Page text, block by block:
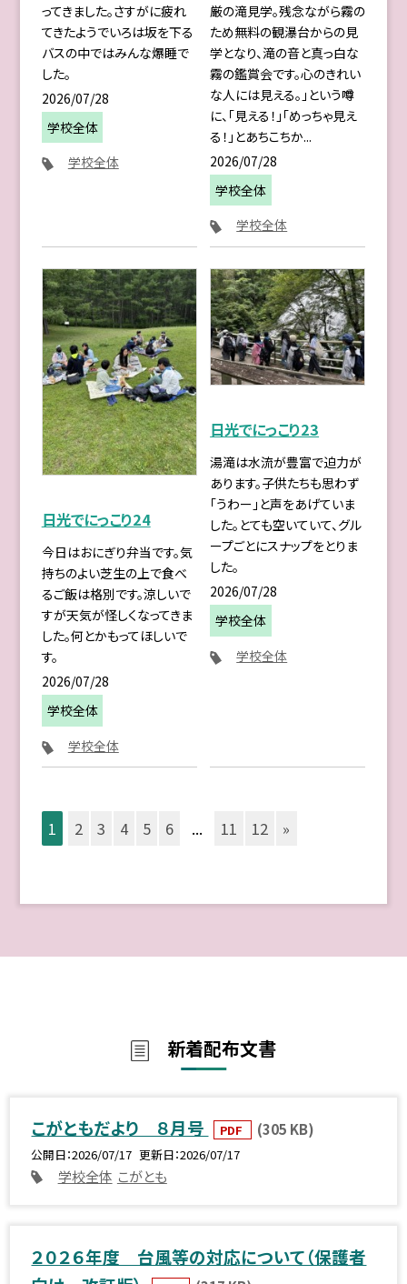
ってきました。さすがに疲れ
てきたようでいろは坂を下る
バスの中ではみんな爆睡で
した。
2026/07/28
学校全体
学校全体
厳の滝見学。残念ながら霧の
ため無料の観瀑台からの見
学となり、滝の音と真っ白な
霧の鑑賞会です。心のきれい
な人には見える。」という噂
に、「見える！」「めっちゃ見え
る！」とあちこちか...
2026/07/28
学校全体
学校全体
日光でにっこり24
今日はおにぎり弁当です。気
持ちのよい芝生の上で食べ
るご飯は格別です。涼しいで
すが天気が怪しくなってきま
した。何とかもってほしいで
す。
2026/07/28
学校全体
学校全体
日光でにっこり23
湯滝は水流が豊富で迫力が
あります。子供たちも思わず
「うわー」と声をあげていま
した。とても空いていて、グル
ープごとにスナップをとりま
した。
2026/07/28
学校全体
学校全体
1 2 3 4 5 6 ... 11 12 »
新着配布文書
こがともだより ８月号 PDF (305 KB)
公開日 2026/07/17 更新日 2026/07/17
学校全体 こがとも
２０２６年度 台風等の対応について（保護者